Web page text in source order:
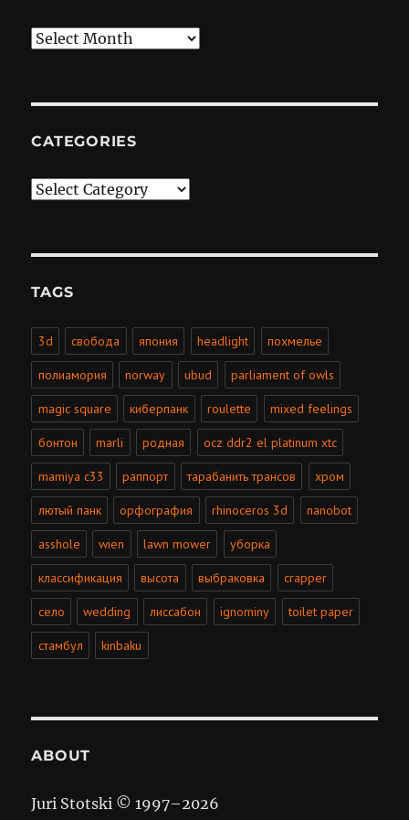
Archives
CATEGORIES
Categories
TAGS
3d свобода япония headlight похмелье
полиамория norway ubud parliament of owls
magic square киберпанк roulette mixed feelings
бонтон marli родная ocz ddr2 el platinum xtc
mamiya c33 раппорт тарабанить трансов хром
лютый панк орфография rhinoceros 3d nanobot
asshole wien lawn mower уборка
классификация высота выбраковка crapper
село wedding лиссабон ignominy toilet paper
стамбул kinbaku
ABOUT
Juri Stotski © 1997–2026